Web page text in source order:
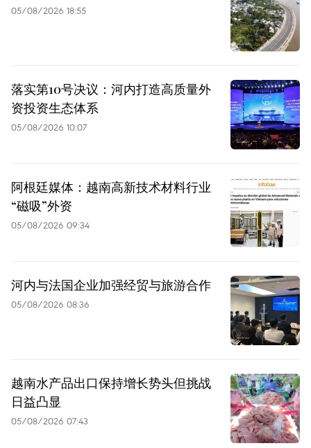
05/08/2026 18:55
落实第10号决议：河内打造高质量外
资投资生态体系
05/08/2026 10:07
阿根廷媒体：越南高新技术材料行业
“磁吸”外资
05/08/2026 09:34
河内与法国企业加强经贸与旅游合作
05/08/2026 08:36
越南水产品出口保持增长势头但挑战
日益凸显
05/08/2026 07:43